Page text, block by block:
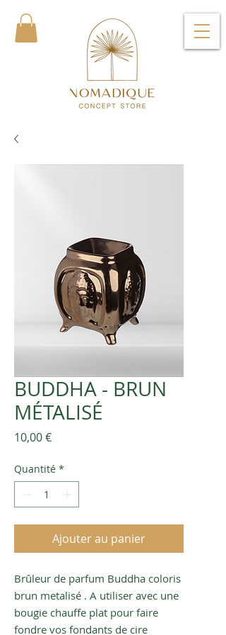
BUDDHA - BRUN
MÉTALISÉ
10,00 €Prix
Quantité *
Ajouter au panier
Brûleur de parfum Buddha coloris
brun metalisé . A utiliser avec une
bougie chauffe plat pour faire
fondre vos fondants de cire